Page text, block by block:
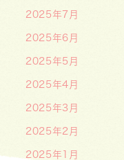
2025年7月
2025年6月
2025年5月
2025年4月
2025年3月
2025年2月
2025年1月